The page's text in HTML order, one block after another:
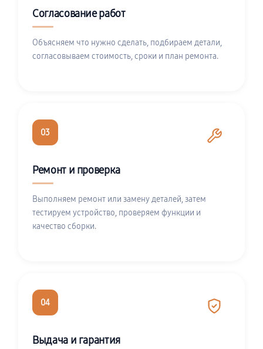
Согласование работ
Объясняем что нужно сделать, подбираем детали,
согласовываем стоимость, сроки и план ремонта.
03
Ремонт и проверка
Выполняем ремонт или замену деталей, затем
тестируем устройство, проверяем функции и
качество сборки.
04
Выдача и гарантия